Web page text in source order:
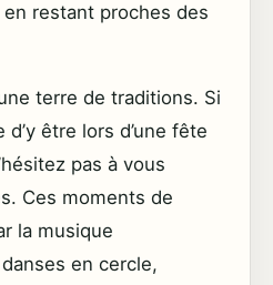
restant proches des
terre de traditions. Si
être lors d’une fête
pas à vous
Ces moments de
la musique
en cercle,